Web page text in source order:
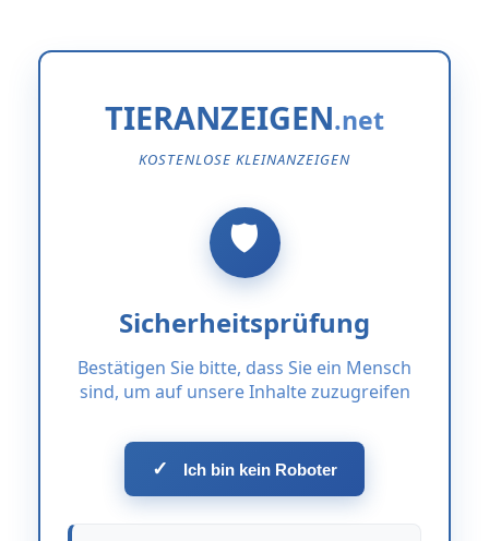
TIERANZEIGEN
KOSTENLOSE KLEINANZEIGEN
Sicherheitsprüfung
Bestätigen Sie bitte, dass Sie ein Mensch
sind, um auf unsere Inhalte zuzugreifen
✓ Ich bin kein Roboter